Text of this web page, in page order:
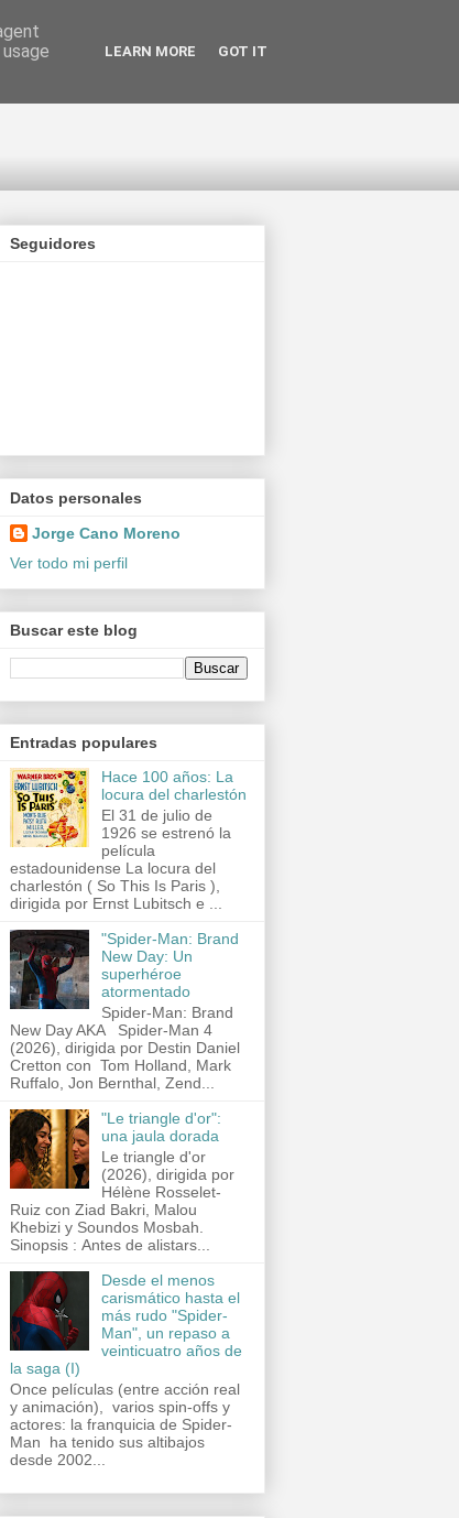
Seguidores
Datos personales
Jorge Cano Moreno
Ver todo mi perfil
Buscar este blog
Entradas populares
Hace 100 años: La
locura del charlestón
El 31 de julio de
1926 se estrenó la
película
estadounidense La locura del
charlestón ( So This Is Paris ),
dirigida por Ernst Lubitsch e ...
"Spider-Man: Brand
New Day: Un
superhéroe
atormentado
Spider-Man: Brand
New Day AKA Spider-Man 4
(2026), dirigida por Destin Daniel
Cretton con Tom Holland, Mark
Ruffalo, Jon Bernthal, Zend...
"Le triangle d'or":
una jaula dorada
Le triangle d'or
(2026), dirigida por
Hélène Rosselet-
Ruiz con Ziad Bakri, Malou
Khebizi y Soundos Mosbah.
Sinopsis : Antes de alistars...
Desde el menos
carismático hasta el
más rudo "Spider-
Man", un repaso a
veinticuatro años de
la saga (I)
Once películas (entre acción real
y animación), varios spin-offs y
actores: la franquicia de Spider-
Man ha tenido sus altibajos
desde 2002...
LEARN MORE GOT IT